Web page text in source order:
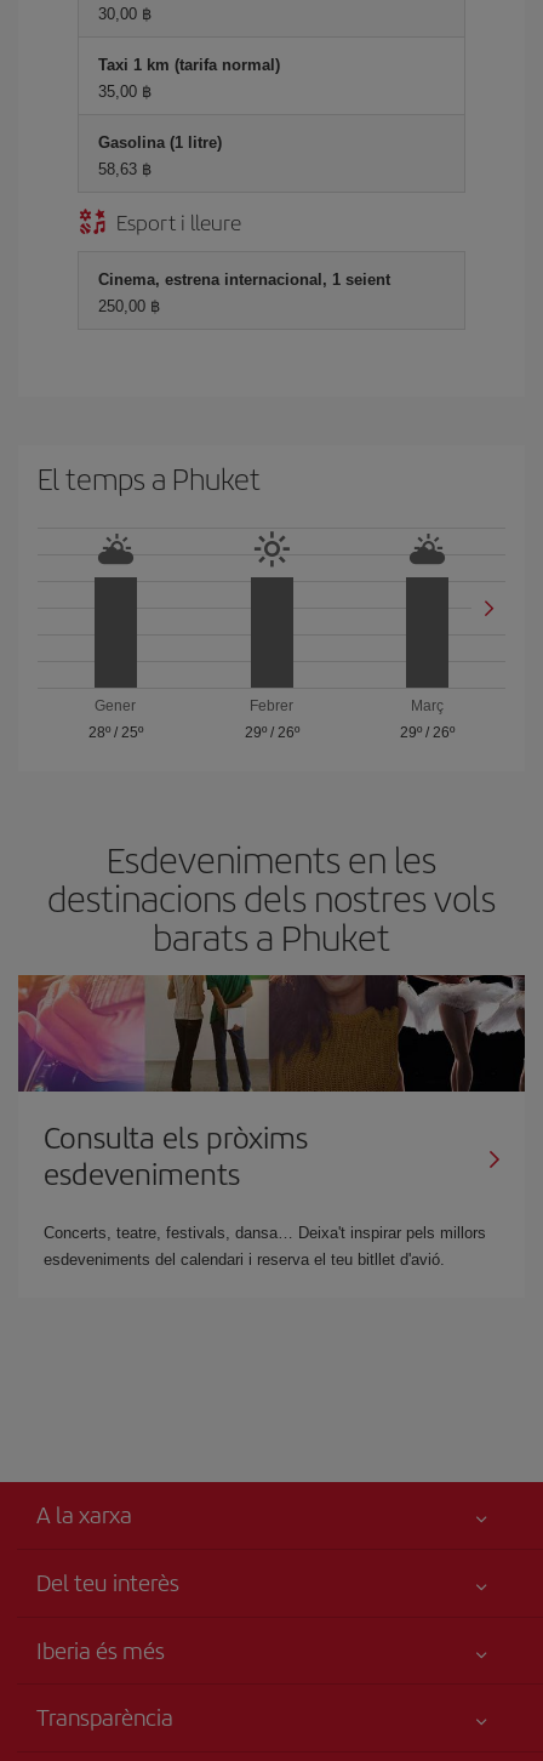
30,00 ฿
Taxi 1 km (tarifa normal)
35,00 ฿
Gasolina (1 litre)
58,63 ฿
Esport i lleure
Cinema, estrena internacional, 1 seient
250,00 ฿
El temps a Phuket
Gener
28º/ 25º
Febrer
29º/ 26º
Març
29º /26º
Esdeveniments en les
destinacions dels nostres vols
barats a Phuket
Consulta els pròxims
esdeveniments
Concerts, teatre, festivals, dansa… Deixa't inspirar pels millors
esdeveniments del calendari i reserva el teu bitllet d'avió.
A la xarxa
Del teu interès
La teva seguretat és el més importat
Iberia és més
Grup Iberia
Transparència